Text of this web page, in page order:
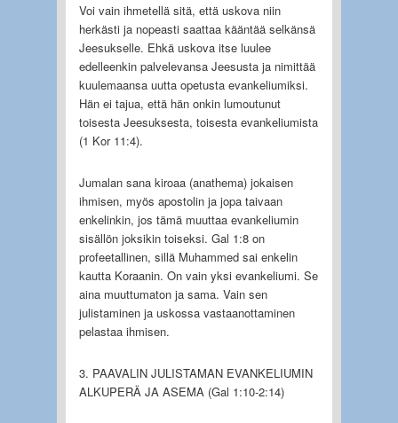
Voi vain ihmetellä sitä, että uskova niin
herkästi ja nopeasti saattaa kääntää selkänsä
Jeesukselle. Ehkä uskova itse luulee
edelleenkin palvelevansa Jeesusta ja nimittää
kuulemaansa uutta opetusta evankeliumiksi.
Hän ei tajua, että hän onkin lumoutunut
toisesta Jeesuksesta, toisesta evankeliumista
(1 Kor 11:4).
Jumalan sana kiroaa (anathema) jokaisen
ihmisen, myös apostolin ja jopa taivaan
enkelinkin, jos tämä muuttaa evankeliumin
sisällön joksikin toiseksi. Gal 1:8 on
profeetallinen, sillä Muhammed sai enkelin
kautta Koraanin. On vain yksi evankeliumi. Se
aina muuttumaton ja sama. Vain sen
julistaminen ja uskossa vastaanottaminen
pelastaa ihmisen.
3. PAAVALIN JULISTAMAN EVANKELIUMIN
ALKUPERÄ JA ASEMA (Gal 1:10-2:14)